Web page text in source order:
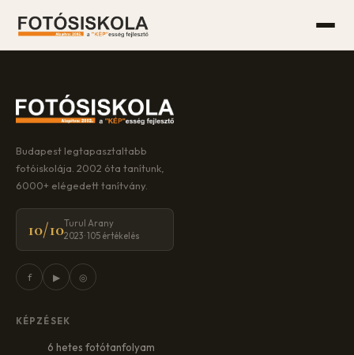
Budapest legtapasztaltabb
fotóiskolája. 2002 óta tanítunk,
6000+ elégedett tanítvány.
10/10Turul Arany
2023 · 105 értékelés
f ▶ ◎
KÉPZÉSEK
6 hetes fotótanfolyam